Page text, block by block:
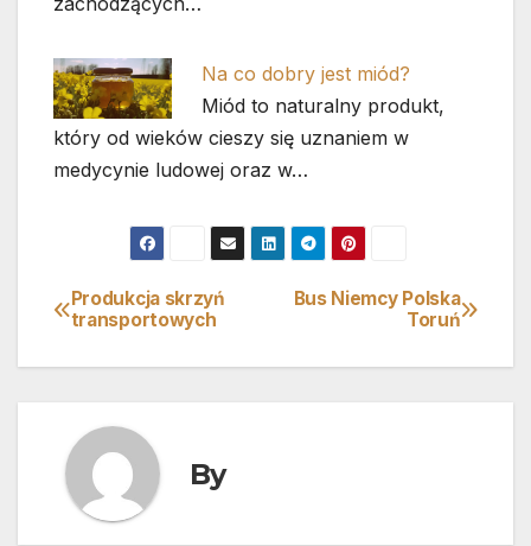
Na co dobry jest miód?
Miód to naturalny produkt,
który od wieków cieszy się uznaniem w
medycynie ludowej oraz w…
Nawigacja
wpisu
Bus Niemcy Polska
Toruń
Produkcja skrzyń
transportowych
By